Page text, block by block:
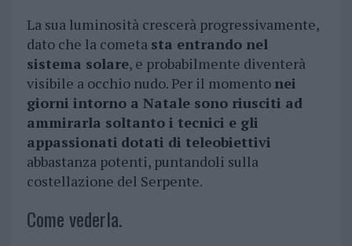
La sua luminosità crescerà progressivamente,
dato che la cometa sta entrando nel
sistema solare, e probabilmente diventerà
visibile a occhio nudo. Per il momento nei
giorni intorno a Natale sono riusciti ad
ammirarla soltanto i tecnici e gli
appassionati dotati di teleobiettivi
abbastanza potenti, puntandoli sulla
costellazione del Serpente.
Come vederla.